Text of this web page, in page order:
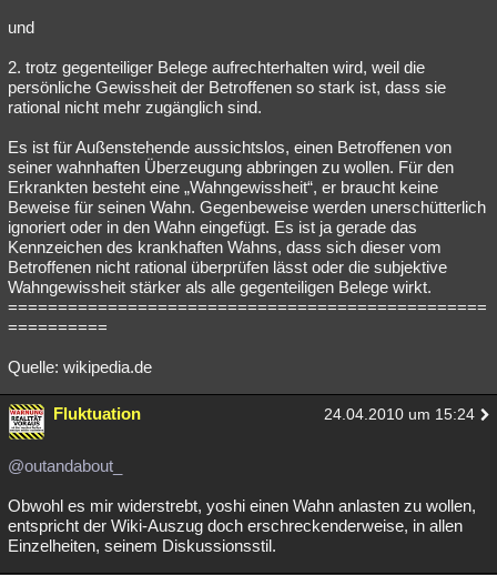
und
2. trotz gegenteiliger Belege aufrechterhalten wird, weil die
persönliche Gewissheit der Betroffenen so stark ist, dass sie
rational nicht mehr zugänglich sind.
Es ist für Außenstehende aussichtslos, einen Betroffenen von
seiner wahnhaften Überzeugung abbringen zu wollen. Für den
Erkrankten besteht eine „Wahngewissheit“, er braucht keine
Beweise für seinen Wahn. Gegenbeweise werden unerschütterlich
ignoriert oder in den Wahn eingefügt. Es ist ja gerade das
Kennzeichen des krankhaften Wahns, dass sich dieser vom
Betroffenen nicht rational überprüfen lässt oder die subjektive
Wahngewissheit stärker als alle gegenteiligen Belege wirkt.
================================================
==========
Quelle: wikipedia.de
Fluktuation 24.04.2010 um 15:24
@outandabout_
Obwohl es mir widerstrebt, yoshi einen Wahn anlasten zu wollen,
entspricht der Wiki-Auszug doch erschreckenderweise, in allen
Einzelheiten, seinem Diskussionsstil.